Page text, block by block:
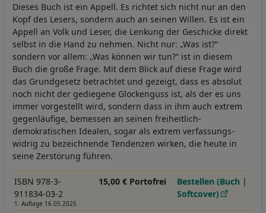
Dieses Buch ist ein Appell. Es richtet sich nicht nur an den
Kopf des Lesers, sondern auch an seinen Willen. Es ist ein
Appell an Volk und Leser, die Lenkung der Geschicke direkt
selbst in die Hand zu nehmen. Nicht nur: „Was ist?“
sondern vor allem: „Was können wir tun?“ ist in diesem
Buch die große Frage. Mit dem Blick auf diese Frage wird
das Grundgesetz betrachtet und gezeigt, dass es absolut
noch nicht der gediegene Glockenguss ist, als der es uns
immer vorgestellt wird, sondern dass in ihm auch extrem
gegenläufige, bemessen an seinen freiheitlich-
demokratischen Idealen, sogar als extrem verfassungs-
widrig zu bezeichnende Tendenzen wirken, die heute in
seine Zerstörung führen.
ISBN 978-3-
911834-03-2
1. Auflage 16.05.2025
15,00 € Portofrei
Bestellen (Buch |
Softcover)